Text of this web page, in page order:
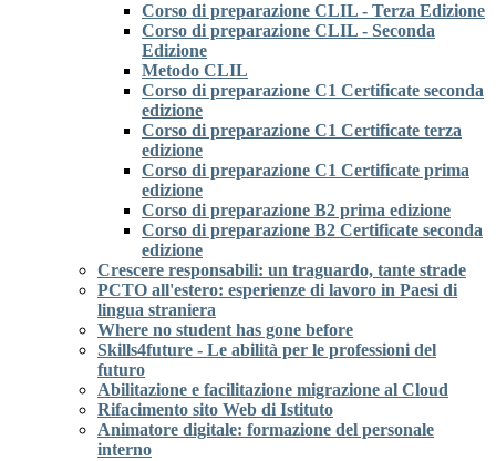
Corso di preparazione CLIL - Terza Edizione
Corso di preparazione CLIL - Seconda
Edizione
Metodo CLIL
Corso di preparazione C1 Certificate seconda
edizione
Corso di preparazione C1 Certificate terza
edizione
Corso di preparazione C1 Certificate prima
edizione
Corso di preparazione B2 prima edizione
Corso di preparazione B2 Certificate seconda
edizione
Crescere responsabili: un traguardo, tante strade
PCTO all'estero: esperienze di lavoro in Paesi di
lingua straniera
Where no student has gone before
Skills4future - Le abilità per le professioni del
futuro
Abilitazione e facilitazione migrazione al Cloud
Rifacimento sito Web di Istituto
Animatore digitale: formazione del personale
interno